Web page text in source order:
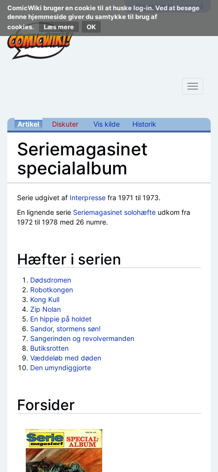
ComicWiki bruger en cookie til at huske log-in. Ved at besøge
denne hjemmeside giver du samtykke til brug af
cookies.
Læs mere
Opret konto Log på
Toggle
Artikel Diskuter Vis kilde Historik
Seriemagasinet
specialalbum
Serie udgivet af Interpresse fra 1971 til 1973.
En lignende serie Seriemagasinet solohæfte udkom fra
1972 til 1978 med 26 numre.
Hæfter i serien
Dødsdromen
Robotkongen
Kong Kull
Zip Nolan
En hippie på holdet
Sandor, stormens søn!
Sangerinden og revolvermanden
Butiksrotten
Væddeløb med døden
Den umyndiggjorte
Forsider